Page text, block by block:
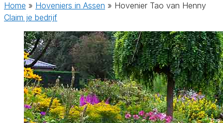
Home » Hoveniers in Assen » Hovenier Tao van Henny
Claim je bedrijf